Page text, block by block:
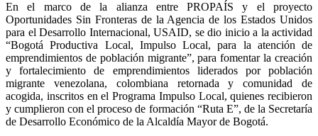
En el marco de la alianza entre PROPAÍS y el proyecto
Oportunidades Sin Fronteras de la Agencia de los Estados Unidos
para el Desarrollo Internacional, USAID, se dio inicio a la actividad
“Bogotá Productiva Local, Impulso Local, para la atención de
emprendimientos de población migrante”, para fomentar la creación
y fortalecimiento de emprendimientos liderados por población
migrante venezolana, colombiana retornada y comunidad de
acogida, inscritos en el Programa Impulso Local, quienes recibieron
y cumplieron con el proceso de formación “Ruta E”, de la Secretaría
de Desarrollo Económico de la Alcaldía Mayor de Bogotá.